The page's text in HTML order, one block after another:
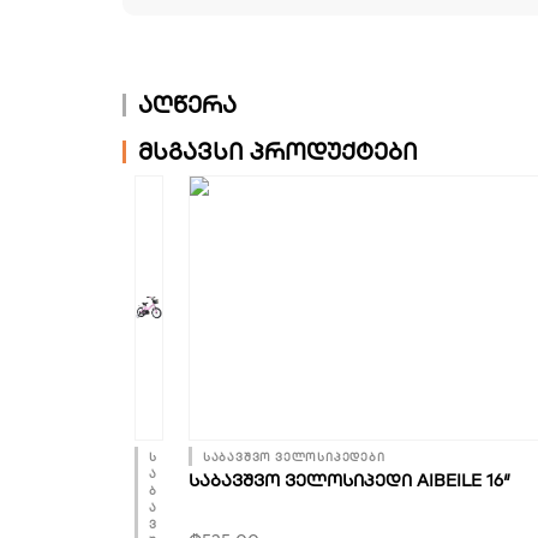
აღწერა
მსგავსი პროდუქტები
ს
ა
ბ
ა
ვ
საბავშვო ველოსიპედები
ᲡᲐᲑᲐᲕᲨᲕᲝ ᲕᲔᲚᲝᲡᲘᲞᲔᲓᲘ AIBEILE 16″